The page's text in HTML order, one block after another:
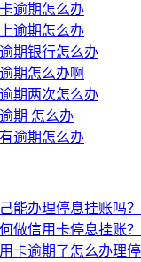
逾期怎么办
逾期怎么办
期银行怎么办
期怎么办啊
期两次怎么办
期 怎么办
逾期怎么办
能办理停息挂账吗？
做信用卡停息挂账？
卡逾期了怎么办理